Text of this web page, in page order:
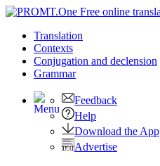
Translation
Contexts
Conjugation and declension
Grammar
Feedback
Help
Download the App
Advertise